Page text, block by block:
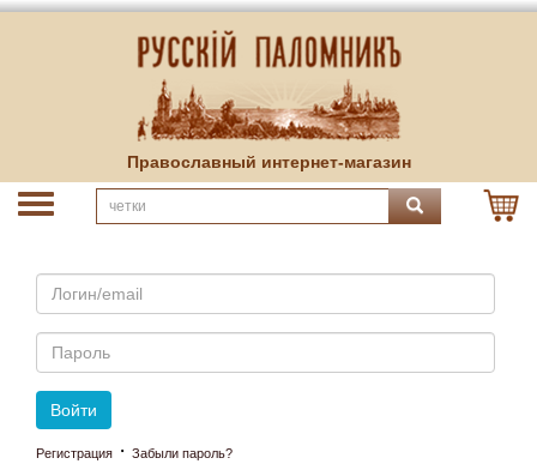
Православный интернет-магазин
Email
Пароль
Войти
Регистрация · Забыли пароль?